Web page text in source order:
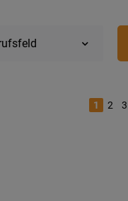
1 2 3